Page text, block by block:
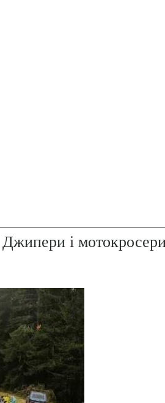
і